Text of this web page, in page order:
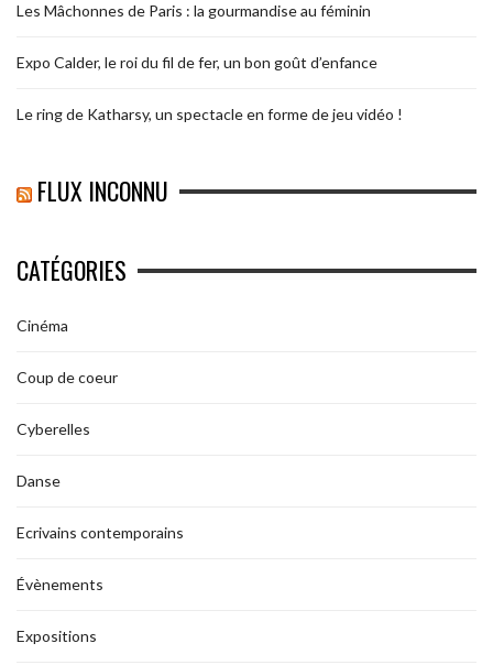
Les Mâchonnes de Paris : la gourmandise au féminin
Expo Calder, le roi du fil de fer, un bon goût d’enfance
Le ring de Katharsy, un spectacle en forme de jeu vidéo !
FLUX INCONNU
CATÉGORIES
Cinéma
Coup de coeur
Cyberelles
Danse
Ecrivains contemporains
Évènements
Expositions